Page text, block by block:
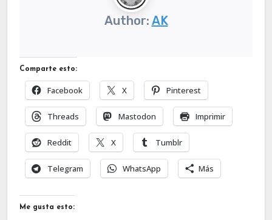
Author: AK
Comparte esto:
Facebook X Pinterest
Threads Mastodon Imprimir
Reddit X Tumblr
Telegram WhatsApp Más
Me gusta esto: